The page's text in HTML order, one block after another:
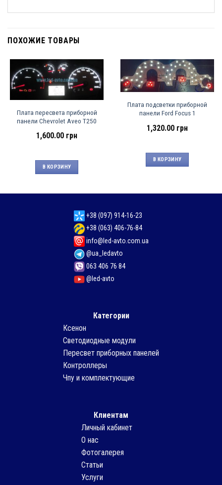
ПОХОЖИЕ ТОВАРЫ
Плата пересвета приборной
панели Chevrolet Aveo T250
1,600.00 грн
В КОРЗИНУ
Плата подсветки приборной
панели Ford Focus 1
1,320.00 грн
В КОРЗИНУ
+38 (097) 914-16-23
+38 (063) 406-76-84
info@led-avto.com.ua
@ua_ledavto
063 406 76 84
@led-avto
Категории
Ксенон
Светодиодные модули
Пересвет приборных панелей
Контроллеры
Чпу и комплектующие
Клиентам
Личный кабинет
О нас
Фотогалерея
Статьи
Услуги